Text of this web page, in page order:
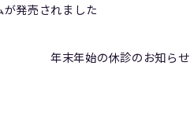
発売されました
年末年始の休診のお知らせ